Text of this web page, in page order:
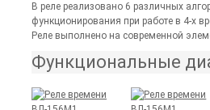
В реле реализовано 6 различных
функционирования при работе в 4-х
Реле выполнено на современной
Функциональные